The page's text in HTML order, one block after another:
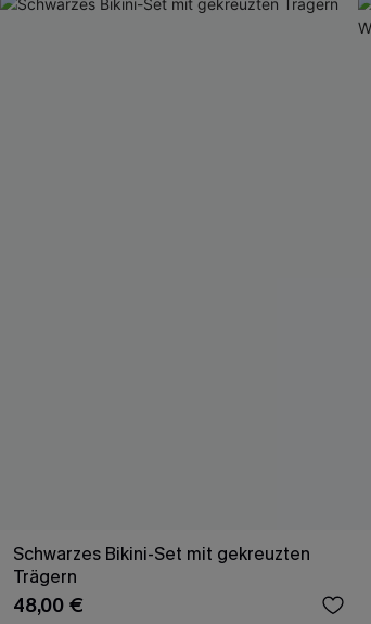
Schwarzes Bikini-Set mit gekreuzten
Trägern
48,00 €